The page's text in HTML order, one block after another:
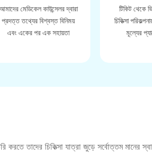
আমাদের মেডিকেল কাউন্সেলর দ্বারা
প্রদত্ত তথ্যের বিশ্বস্ত বিনিময়
এবং একের পর এক সহায়তা
টিকিট থেকে
চিকিত্সা
মূল্যের
তাদের চিকিত্সা যাত্রা জুড়ে সর্বোত্তম মানের